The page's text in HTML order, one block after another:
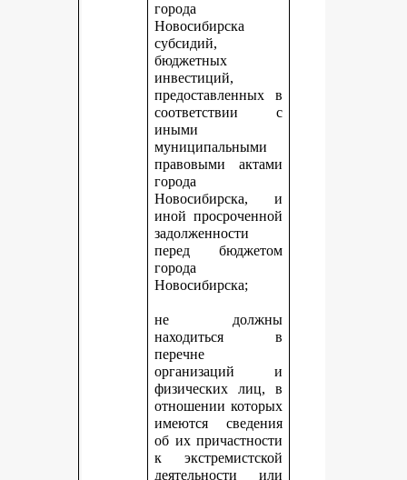
города
Новосибирска
субсидий,
бюджетных
инвестиций,
предоставленных в
соответствии с
иными
муниципальными
правовыми актами
города
Новосибирска, и
иной просроченной
задолженности
перед бюджетом
города
Новосибирска;
не должны
находиться в
перечне
организаций и
физических лиц, в
отношении которых
имеются сведения
об их причастности
к экстремистской
деятельности или